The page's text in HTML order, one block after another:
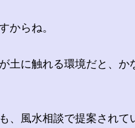
からね。
土に触れる環境だと、か
、風水相談で提案されて